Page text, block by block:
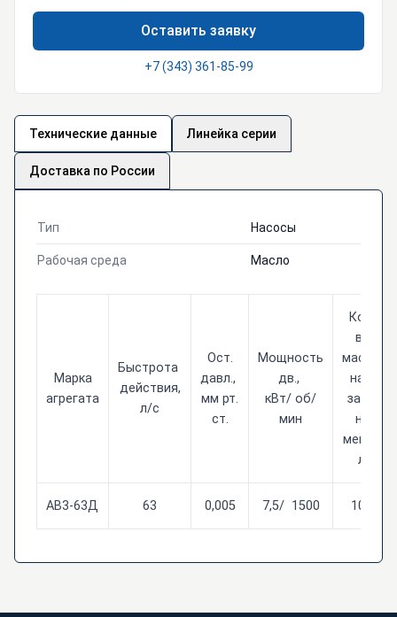
Оставить заявку
+7 (343) 361-85-99
Технические данные Линейка серии
Доставка по России
Тип Насосы
Рабочая среда Масло
Марка
агрегата
Быстрота
действия,
л/с
Ост.
давл.,
мм рт.
ст.
Мощность
дв.,
кВт/ об/
мин
Кол-
во
масла
на 1
запр.
не
менее,
л.
АВ3-63Д 63 0,005 7,5/ 1500 10,0